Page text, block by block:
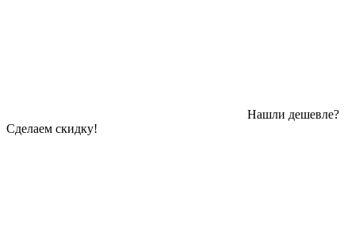
Нашли дешевле?
Сделаем скидку!